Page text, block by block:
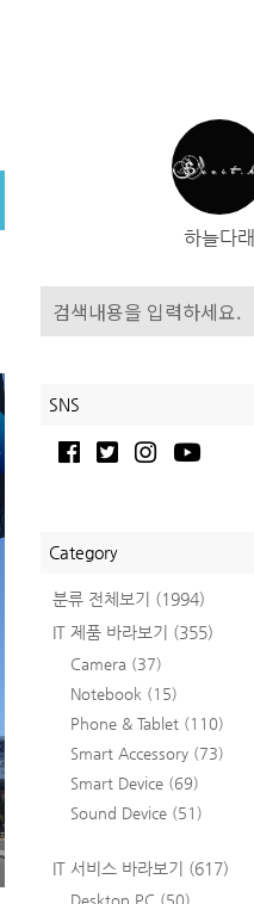
하늘다래
SNS
Category
분류 전체보기 (1994)
IT 제품 바라보기 (355)
Camera (37)
Notebook (15)
Phone & Tablet (110)
Smart Accessory (73)
Smart Device (69)
Sound Device (51)
IT 서비스 바라보기 (617)
Desktop PC (50)